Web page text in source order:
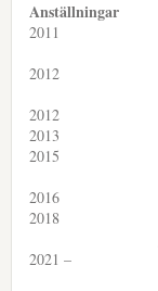
Anställningar
2011
2012
2012
2013
2015
2016
2018
2021 –